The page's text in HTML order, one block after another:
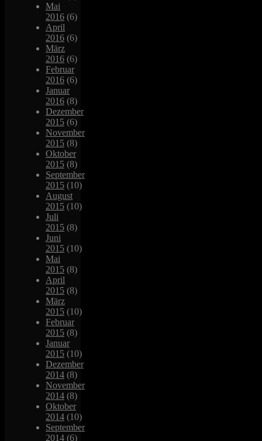
Mai
2016 (6)
April
2016 (6)
März
2016 (6)
Februar
2016 (6)
Januar
2016 (8)
Dezember
2015 (6)
November
2015 (8)
Oktober
2015 (8)
September
2015 (10)
August
2015 (10)
Juli
2015 (8)
Juni
2015 (10)
Mai
2015 (8)
April
2015 (8)
März
2015 (10)
Februar
2015 (8)
Januar
2015 (10)
Dezember
2014 (8)
November
2014 (8)
Oktober
2014 (10)
September
2014 (6)